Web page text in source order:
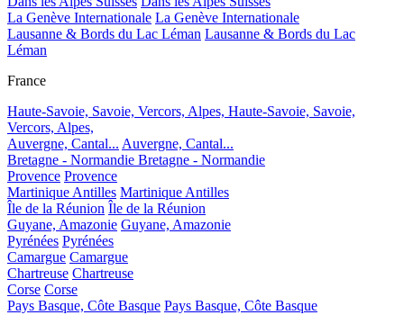
La Genève Internationale La Genève Internationale
Lausanne & Bords du Lac Léman Lausanne & Bords du Lac
Léman
France
Haute-Savoie, Savoie, Vercors, Alpes, Haute-Savoie, Savoie,
Vercors, Alpes,
Auvergne, Cantal... Auvergne, Cantal...
Bretagne - Normandie Bretagne - Normandie
Provence Provence
Martinique Antilles Martinique Antilles
Île de la Réunion Île de la Réunion
Guyane, Amazonie Guyane, Amazonie
Pyrénées Pyrénées
Camargue Camargue
Chartreuse Chartreuse
Corse Corse
Pays Basque, Côte Basque Pays Basque, Côte Basque